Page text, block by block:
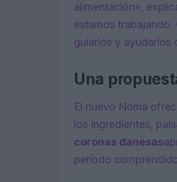
alimentación»,
estamos
guiarlos y ayudarlos
Una
El nuevo Noma
los ingredientes,
coronas danesas
período